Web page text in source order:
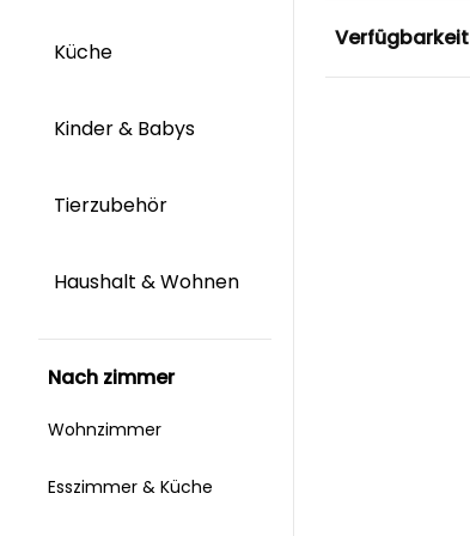
Küche
Kinder & Babys
Tierzubehör
Haushalt & Wohnen
nach zimmer
Wohnzimmer
Esszimmer & Küche
Verfügbarkeit